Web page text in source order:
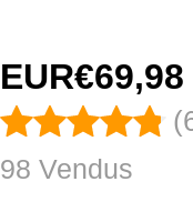
EUR€69,98
98 Vendus